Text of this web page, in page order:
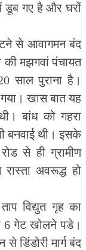
डूब गए है और घरों
से आवागमन बंद
की मझगवां पंचायत
साल पुराना है।
गया। खास बात यह
बांध को गहरा
बनवाई थी। इसके
से ही ग्रामीण
अवरूद्ध हो
विद्युत गृह का
6 गेट खोलने पडे।
डिंडोरी मार्ग बंद